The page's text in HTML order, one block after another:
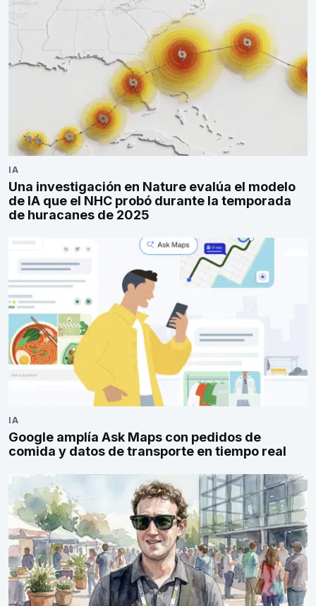
IA
Una investigación en Nature evalúa el modelo
de IA que el NHC probó durante la temporada
de huracanes de 2025
IA
Google amplía Ask Maps con pedidos de
comida y datos de transporte en tiempo real